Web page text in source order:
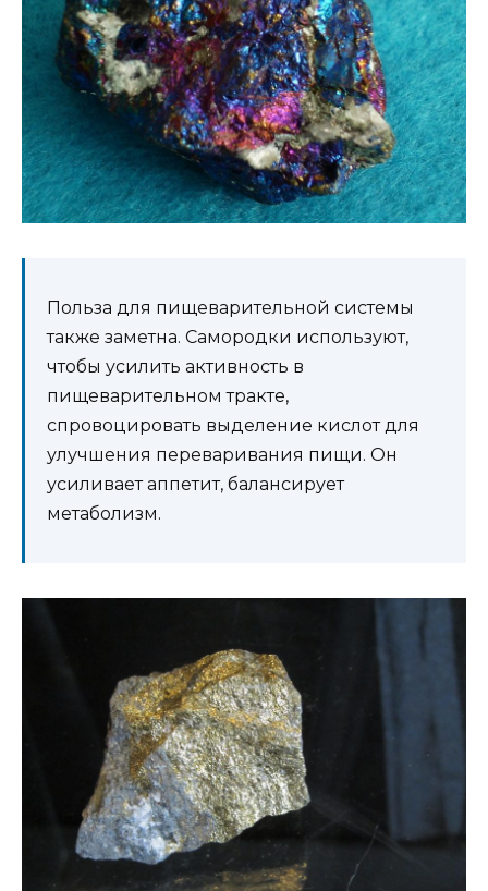
Польза для пищеварительной системы
также заметна. Самородки используют,
чтобы усилить активность в
пищеварительном тракте,
спровоцировать выделение кислот для
улучшения переваривания пищи. Он
усиливает аппетит, балансирует
метаболизм.